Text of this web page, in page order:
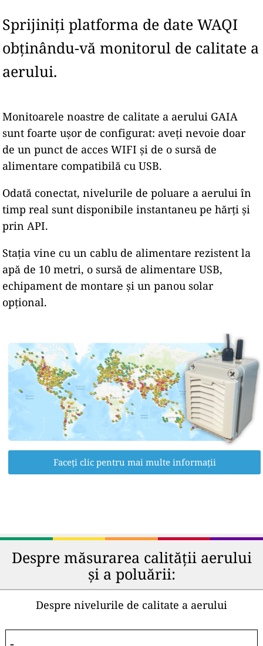
Sprijiniți platforma de date WAQI
obținându-vă monitorul de calitate a
aerului.
Monitoarele noastre de calitate a aerului GAIA
sunt foarte ușor de configurat: aveți nevoie doar
de un punct de acces WIFI și de o sursă de
alimentare compatibilă cu USB.
Odată conectat, nivelurile de poluare a aerului în
timp real sunt disponibile instantaneu pe hărți și
prin API.
Stația vine cu un cablu de alimentare rezistent la
apă de 10 metri, o sursă de alimentare USB,
echipament de montare și un panou solar
opțional.
Faceți clic pentru mai multe informații
Despre măsurarea calității aerului
și a poluării:
Despre nivelurile de calitate a aerului